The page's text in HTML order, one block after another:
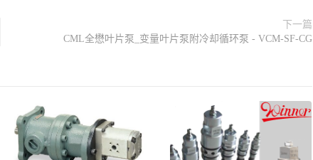
下一篇
CML全懋叶片泵_变量叶片泵附冷却循环泵 - VCM-SF-CG